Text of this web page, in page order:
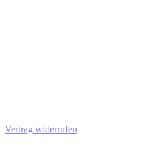
Vertrag widerrufen